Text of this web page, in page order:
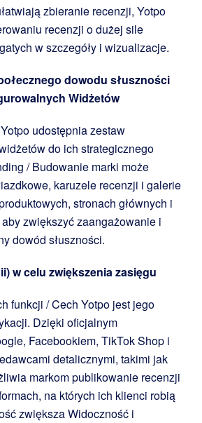
zbieranie recenzji, Yotpo
recenzji o dużej sile
w szczegóły i wizualizacje.
dowodu słuszności
Widżetów
udostępnia zestaw
do ich strategicznego
/ Budowanie marki może
karuzele recenzji i galerie
stronach głównych i
zwiększyć zaangażowanie i
dowód słuszności.
w celu zwiększenia zasięgu
funkcji / Cech Yotpo jest jego
Dzięki oficjalnym
Facebookiem, TikTok Shop i
detalicznymi, takimi jak
markom publikowanie recenzji
na których ich klienci robią
zwiększa Widoczność i